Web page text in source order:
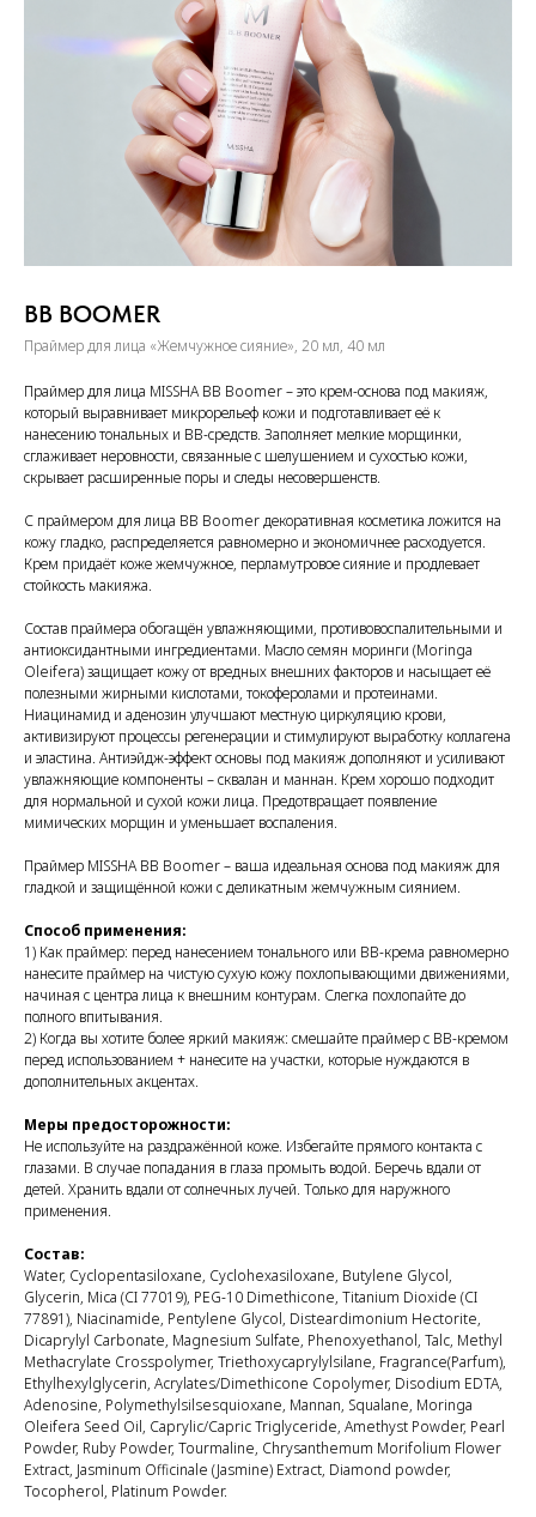
BB BOOMER
Праймер для лица «Жемчужное сияние», 20 мл, 40 мл
Праймер для лица MISSHA BB Boomer – это крем-основа под макияж,
который выравнивает микрорельеф кожи и подготавливает её к
нанесению тональных и BB-средств. Заполняет мелкие морщинки,
сглаживает неровности, связанные с шелушением и сухостью кожи,
скрывает расширенные поры и следы несовершенств.
С праймером для лица BB Boomer декоративная косметика ложится на
кожу гладко, распределяется равномерно и экономичнее расходуется.
Крем придаёт коже жемчужное, перламутровое сияние и продлевает
стойкость макияжа.
Состав праймера обогащён увлажняющими, противовоспалительными и
антиоксидантными ингредиентами. Масло семян моринги (Moringa
Oleifera) защищает кожу от вредных внешних факторов и насыщает её
полезными жирными кислотами, токоферолами и протеинами.
Ниацинамид и аденозин улучшают местную циркуляцию крови,
активизируют процессы регенерации и стимулируют выработку коллагена
и эластина. Антиэйдж-эффект основы под макияж дополняют и усиливают
увлажняющие компоненты – сквалан и маннан. Крем хорошо подходит
для нормальной и сухой кожи лица. Предотвращает появление
мимических морщин и уменьшает воспаления.
Праймер MISSHA BB Boomer – ваша идеальная основа под макияж для
гладкой и защищённой кожи с деликатным жемчужным сиянием.
Способ применения:
1) Как праймер: перед нанесением тонального или BB-крема равномерно
нанесите праймер на чистую сухую кожу похлопывающими движениями,
начиная с центра лица к внешним контурам. Слегка похлопайте до
полного впитывания.
2) Когда вы хотите более яркий макияж: смешайте праймер с ВВ-кремом
перед использованием + нанесите на участки, которые нуждаются в
дополнительных акцентах.
Меры предосторожности:
Не используйте на раздражённой коже. Избегайте прямого контакта с
глазами. В случае попадания в глаза промыть водой. Беречь вдали от
детей. Хранить вдали от солнечных лучей. Только для наружного
применения.
Состав:
Water, Cyclopentasiloxane, Cyclohexasiloxane, Butylene Glycol,
Glycerin, Mica (CI 77019), PEG-10 Dimethicone, Titanium Dioxide (CI
77891), Niacinamide, Pentylene Glycol, Disteardimonium Hectorite,
Dicaprylyl Carbonate, Magnesium Sulfate, Phenoxyethanol, Talc, Methyl
Methacrylate Crosspolymer, Triethoxycaprylylsilane, Fragrance(Parfum),
Ethylhexylglycerin, Acrylates/Dimethicone Copolymer, Disodium EDTA,
Adenosine, Polymethylsilsesquioxane, Mannan, Squalane, Moringa
Oleifera Seed Oil, Caprylic/Capric Triglyceride, Amethyst Powder, Pearl
Powder, Ruby Powder, Tourmaline, Chrysanthemum Morifolium Flower
Extract, Jasminum Officinale (Jasmine) Extract, Diamond powder,
Tocopherol, Platinum Powder.
Присоединяйся
ООО «НТС «Градиент», ОГРН: 1027739304570, ИНН: 7720125736.
125315, г. Москва, вн. тер. г. муниципальный округ Аэропорт,
Ленинградский проспект, д. 72, корпус 1.
Политика обработки cookies
Пользовательское соглашение